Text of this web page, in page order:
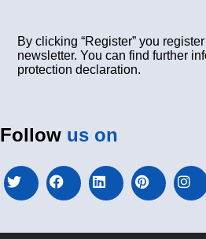
By clicking “Register” you
newsletter. You can find further
protection declaration.
Follow us on